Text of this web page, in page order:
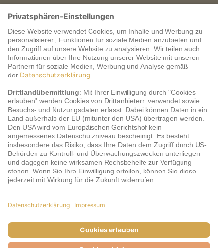
Warum jö?
Service
jö Bonus Club Partner
Zahlungsarten & Sicherheit
AGB
Datenschutz